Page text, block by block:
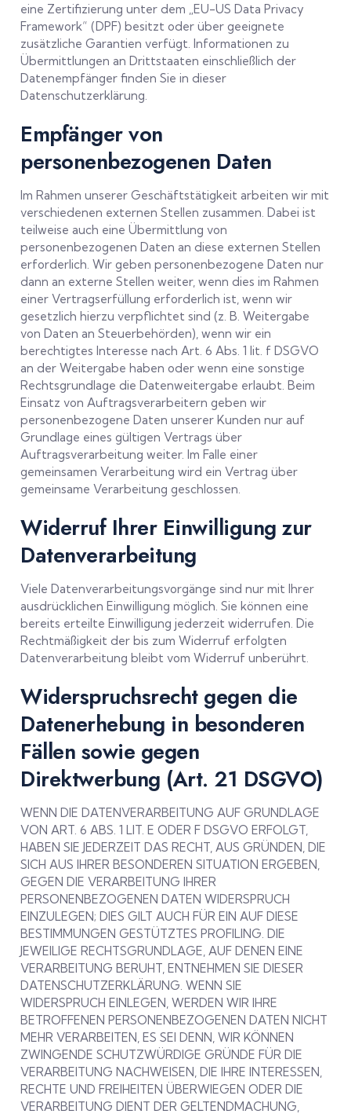
eine Zertifizierung unter dem „EU-US Data Privacy
Framework“ (DPF) besitzt oder über geeignete
zusätzliche Garantien verfügt. Informationen zu
Übermittlungen an Drittstaaten einschließlich der
Datenempfänger finden Sie in dieser
Datenschutzerklärung.
Empfänger von
personenbezogenen Daten
Im Rahmen unserer Geschäftstätigkeit arbeiten wir mit
verschiedenen externen Stellen zusammen. Dabei ist
teilweise auch eine Übermittlung von
personenbezogenen Daten an diese externen Stellen
erforderlich. Wir geben personenbezogene Daten nur
dann an externe Stellen weiter, wenn dies im Rahmen
einer Vertragserfüllung erforderlich ist, wenn wir
gesetzlich hierzu verpflichtet sind (z. B. Weitergabe
von Daten an Steuerbehörden), wenn wir ein
berechtigtes Interesse nach Art. 6 Abs. 1 lit. f DSGVO
an der Weitergabe haben oder wenn eine sonstige
Rechtsgrundlage die Datenweitergabe erlaubt. Beim
Einsatz von Auftragsverarbeitern geben wir
personenbezogene Daten unserer Kunden nur auf
Grundlage eines gültigen Vertrags über
Auftragsverarbeitung weiter. Im Falle einer
gemeinsamen Verarbeitung wird ein Vertrag über
gemeinsame Verarbeitung geschlossen.
Widerruf Ihrer Einwilligung zur
Datenverarbeitung
Viele Datenverarbeitungsvorgänge sind nur mit Ihrer
ausdrücklichen Einwilligung möglich. Sie können eine
bereits erteilte Einwilligung jederzeit widerrufen. Die
Rechtmäßigkeit der bis zum Widerruf erfolgten
Datenverarbeitung bleibt vom Widerruf unberührt.
Widerspruchsrecht gegen die
Datenerhebung in besonderen
Fällen sowie gegen
Direktwerbung (Art. 21 DSGVO)
WENN DIE DATENVERARBEITUNG AUF GRUNDLAGE
VON ART. 6 ABS. 1 LIT. E ODER F DSGVO ERFOLGT,
HABEN SIE JEDERZEIT DAS RECHT, AUS GRÜNDEN, DIE
SICH AUS IHRER BESONDEREN SITUATION ERGEBEN,
GEGEN DIE VERARBEITUNG IHRER
PERSONENBEZOGENEN DATEN WIDERSPRUCH
EINZULEGEN; DIES GILT AUCH FÜR EIN AUF DIESE
BESTIMMUNGEN GESTÜTZTES PROFILING. DIE
JEWEILIGE RECHTSGRUNDLAGE, AUF DENEN EINE
VERARBEITUNG BERUHT, ENTNEHMEN SIE DIESER
DATENSCHUTZERKLÄRUNG. WENN SIE
WIDERSPRUCH EINLEGEN, WERDEN WIR IHRE
BETROFFENEN PERSONENBEZOGENEN DATEN NICHT
MEHR VERARBEITEN, ES SEI DENN, WIR KÖNNEN
ZWINGENDE SCHUTZWÜRDIGE GRÜNDE FÜR DIE
VERARBEITUNG NACHWEISEN, DIE IHRE INTERESSEN,
RECHTE UND FREIHEITEN ÜBERWIEGEN ODER DIE
VERARBEITUNG DIENT DER GELTENDMACHUNG,